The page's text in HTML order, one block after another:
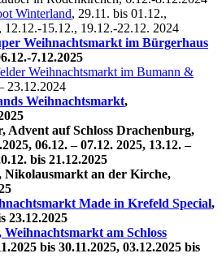
Winterland, 29.11. bis 01.12.,
12.12.-15.12., 19.12.-22.12. 2024
Weihnachtsmarkt im Bürgerhaus
7.12.2025
Weihnachtsmarkt im Bumann &
23.12.2024
Weihnachtsmarkt,
Advent auf Schloss Drachenburg,
06.12. – 07.12. 2025, 13.12. –
bis 21.12.2025
Nikolausmarkt an der Kirche,
Made in Krefeld Special,
23.12.2025
Weihnachtsmarkt am Schloss
bis 30.11.2025, 03.12.2025 bis